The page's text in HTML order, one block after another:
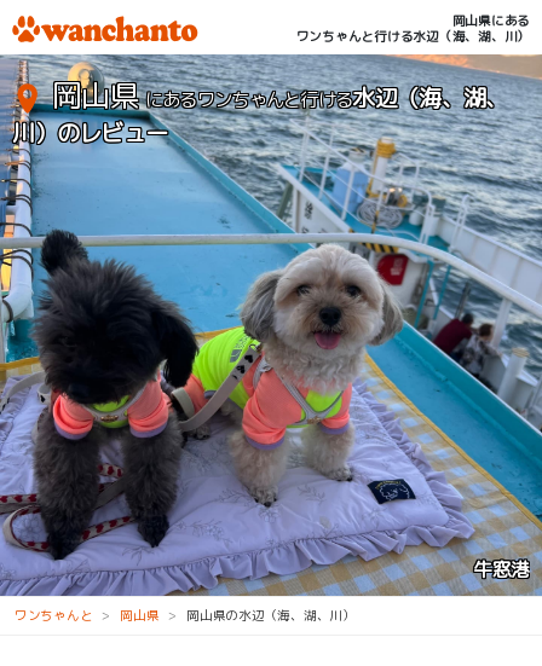
岡山県にある
ワンちゃんと行ける水辺（海、湖、川）
不動滝
岡山県にあるワンちゃんと行ける水辺（海、湖、
川）のレビュー
ワンちゃんと 岡山県 岡山県の水辺（海、湖、川）